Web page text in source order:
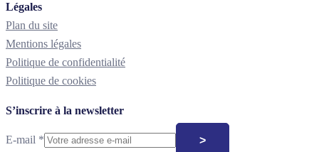
Légales
Plan du site
Mentions légales
Politique de confidentialité
Politique de cookies
S’inscrire à la newsletter
E-
E-mail * >